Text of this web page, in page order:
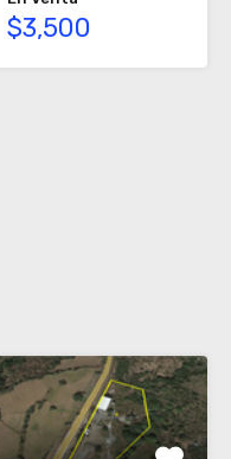
$3,500